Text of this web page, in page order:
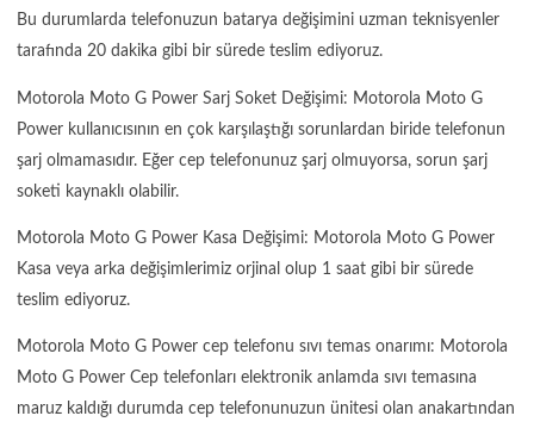
Bu durumlarda telefonuzun batarya değişimini uzman teknisyenler
tarafında 20 dakika gibi bir sürede teslim ediyoruz.
Motorola Moto G Power Sarj Soket Değişimi: Motorola Moto G
Power kullanıcısının en çok karşılaştığı sorunlardan biride telefonun
şarj olmamasıdır. Eğer cep telefonunuz şarj olmuyorsa, sorun şarj
soketi kaynaklı olabilir.
Motorola Moto G Power Kasa Değişimi: Motorola Moto G Power
Kasa veya arka değişimlerimiz orjinal olup 1 saat gibi bir sürede
teslim ediyoruz.
Motorola Moto G Power cep telefonu sıvı temas onarımı: Motorola
Moto G Power Cep telefonları elektronik anlamda sıvı temasına
maruz kaldığı durumda cep telefonunuzun ünitesi olan anakartından